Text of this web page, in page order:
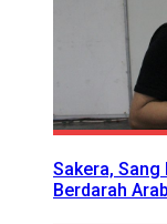
Sakera, Sang
Berdarah